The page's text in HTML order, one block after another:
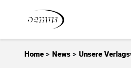
Home > News > Unsere